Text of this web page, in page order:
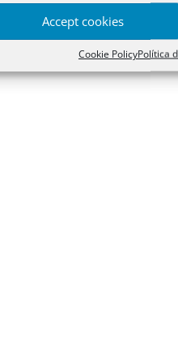
Accept cookies
Cookie PolicyPolítica